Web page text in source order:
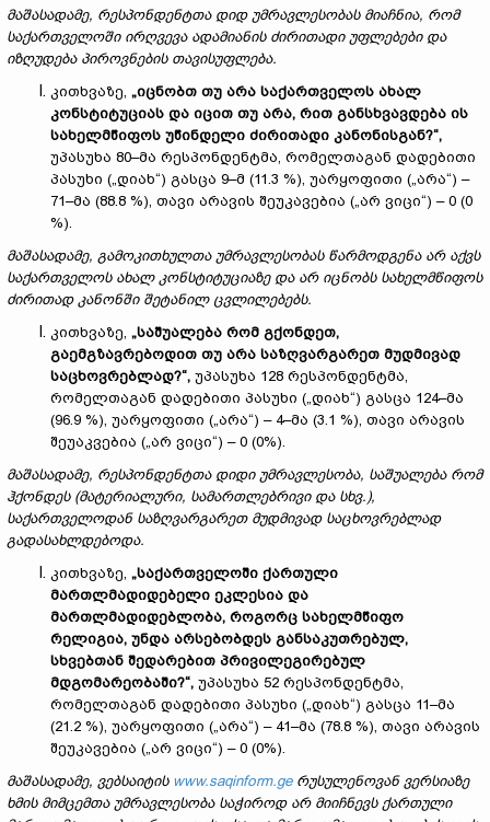
მაშასადამე, რესპონდენტთა დიდ უმრავლესობას მიაჩნია, რომ
საქართველოში ირღვევა ადამიანის ძირითადი უფლებები და
იზღუდება პიროვნების თავისუფლება.
კითხვაზე, „იცნობთ თუ არა საქართველოს ახალ
კონსტიტუციას და იცით თუ არა, რით განსხვავდება ის
სახელმწიფოს უწინდელი ძირითადი კანონისგან?“,
უპასუხა 80–მა რესპონდენტმა, რომელთაგან დადებითი
პასუხი („დიახ“) გასცა 9–მ (11.3 %), უარყოფითი („არა“) –
71–მა (88.8 %), თავი არავის შეუკავებია („არ ვიცი“) – 0 (0
%).
მაშასადამე, გამოკითხულთა უმრავლესობას წარმოდგენა არ აქვს
საქართველოს ახალ კონსტიტუციაზე და არ იცნობს სახელმწიფოს
ძირითად კანონში შეტანილ ცვლილებებს.
კითხვაზე, „საშუალება რომ გქონდეთ,
გაემგზავრებოდით თუ არა საზღვარგარეთ მუდმივად
საცხოვრებლად?“, უპასუხა 128 რესპონდენტმა,
რომელთაგან დადებითი პასუხი („დიახ“) გასცა 124–მა
(96.9 %), უარყოფითი („არა“) – 4–მა (3.1 %), თავი არავის
შეუაკვებია („არ ვიცი“) – 0 (0%).
მაშასადამე, რესპონდენტთა დიდი უმრავლესობა, საშუალება რომ
ჰქონდეს (მატერიალური, სამართლებრივი და სხვ.),
საქართველოდან საზღვარგარეთ მუდმივად საცხოვრებლად
გადასახლდებოდა.
კითხვაზე, „საქართველოში ქართული
მართლმადიდებელი ეკლესია და
მართლმადიდებლობა, როგორც სახელმწიფო
რელიგია, უნდა არსებობდეს განსაკუთრებულ,
სხვებთან შედარებით პრივილეგირებულ
მდგომარეობაში?“, უპასუხა 52 რესპონდენტმა,
რომელთაგან დადებითი პასუხი („დიახ“) გასცა 11–მა
(21.2 %), უარყოფითი („არა“) – 41–მა (78.8 %), თავი არავის
შეუკავებია („არ ვიცი“) – 0 (0%).
მაშასადამე, ვებსაიტის www.saqinform.geრუსულენოვანვერსიაზე
ხმის მიმცემთა უმრავლესობა საჭიროდ არ მიიჩნევს ქართული